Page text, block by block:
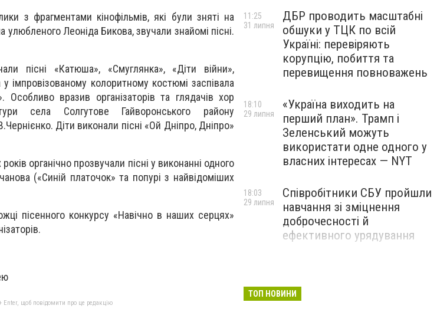
з фрагментами кінофільмів, які були зняті на
улюбленого Леоніда Бикова, звучали знайомі пісні.
пісні «Катюша», «Смуглянка», «Діти війни»,
імпровізованому колоритному костюмі заспівала
вразив організаторів та глядачів хор
села Солгутове Гайворонського району
Діти виконали пісні «Ой Дніпро, Дніпро»
органічно прозвучали пісні у виконанні одного
(«Синій платочок» та попурі з найвідоміших
пісенного конкурсу «Навічно в наших серцях»
Enter, щоб повідомити про це редакцію
ДБР проводить масштабні
обшуки у ТЦК по всій
Україні: перевіряють
корупцію, побиття та
перевищення повноважень
11:25
31 липня
«Україна виходить на
перший план». Трамп і
Зеленський можуть
використати одне одного у
власних інтересах — NYT
18:10
29 липня
Співробітники СБУ пройшли
навчання зі зміцнення
доброчесності й
ефективного урядування
18:03
29 липня
війська: у CENTCOM
ТОП НОВИНИ